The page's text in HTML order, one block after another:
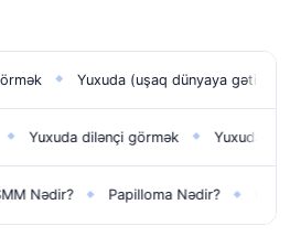
◆ Yuxuda (uşaq dünyaya gətirmək)
dilənçi görmək ◆ Yuxuda oğlan
◆ Papilloma Nədir? ◆ Karbonat